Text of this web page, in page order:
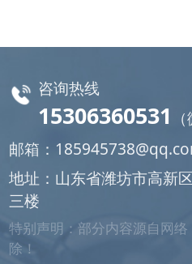
咨询热线
15306360531
邮箱：
地址：山东省潍坊市高新
三楼
特别声明：部分内容源自网
除！